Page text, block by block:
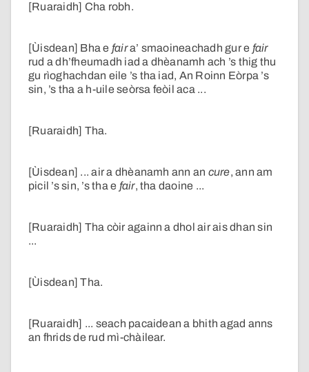
[Ruaraidh] Cha robh.
[Ùisdean] Bha e faira’ smaoineachadh gur e fair
rud a dh’fheumadh iad a dhèanamh ach ’s thig thu
gu rìoghachdan eile ’s tha iad, An Roinn Eòrpa ’s
sin, ’s tha a h-uile seòrsa feòil aca ...
[Ruaraidh] Tha.
[Ùisdean] ... air a dhèanamh ann an cure, ann am
picil ’s sin, ’s tha e fair, tha daoine ...
[Ruaraidh] Tha còir againn a dhol air ais dhan sin
...
[Ùisdean] Tha.
[Ruaraidh] ... seach pacaidean a bhith agad anns
an fhrids de rud mì-chàilear.